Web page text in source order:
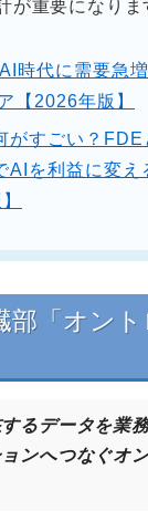
が重要になりま
時代に需要急
【2026年版】
がすごい？FDE
AIを利益に変え
部「オン
るデータを業
ンへつなぐオ